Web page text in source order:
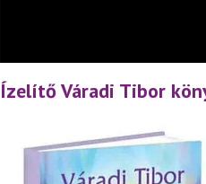
Ízelítő Váradi Tibor